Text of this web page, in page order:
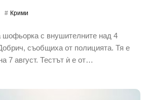
Крими
шофьорка с внушителните над 4
съобщиха от полицията. Тя е
7 август. Тестът ѝ е от…